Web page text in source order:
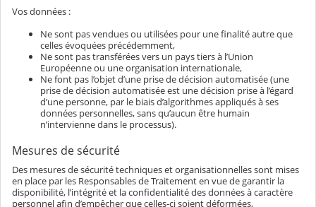
Vos données :
Ne sont pas vendues ou utilisées pour une finalité autre que
celles évoquées précédemment,
Ne sont pas transférées vers un pays tiers à l’Union
Européenne ou une organisation internationale,
Ne font pas l’objet d’une prise de décision automatisée (une
prise de décision automatisée est une décision prise à l’égard
d’une personne, par le biais d’algorithmes appliqués à ses
données personnelles, sans qu’aucun être humain
n’intervienne dans le processus).
Mesures de sécurité
Des mesures de sécurité techniques et organisationnelles sont mises
en place par les Responsables de Traitement en vue de garantir la
disponibilité, l’intégrité et la confidentialité des données à caractère
personnel afin d’empêcher que celles-ci soient déformées,